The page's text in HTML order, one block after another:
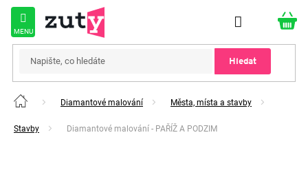
Přejít
obsah
Hledat
Domů Diamantové malování Města, místa a stavby
Stavby Diamantové malování - PAŘÍŽ A PODZIM